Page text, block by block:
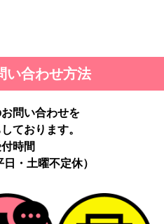
い合わせ方法
問い合わせを
ております。
付時間
・土曜不定休）